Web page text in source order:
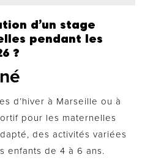
d’un stage
pendant les
?
d’hiver à Marseille ou à
pour les maternelles
des activités variées
enfants de 4 à 6 ans.